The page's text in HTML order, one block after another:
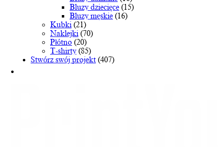
produktu
Bluzy dziecięce (15)
Bluzy męskie (16)
Kubki (21)
Naklejki (70)
Płótno (20)
T-shirty (85)
Stwórz swój projekt (407)